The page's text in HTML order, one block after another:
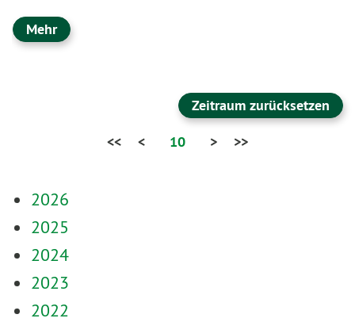
Mehr
Zeitraum zurücksetzen
<<
< 10 > >>
2026
2025
2024
2023
2022